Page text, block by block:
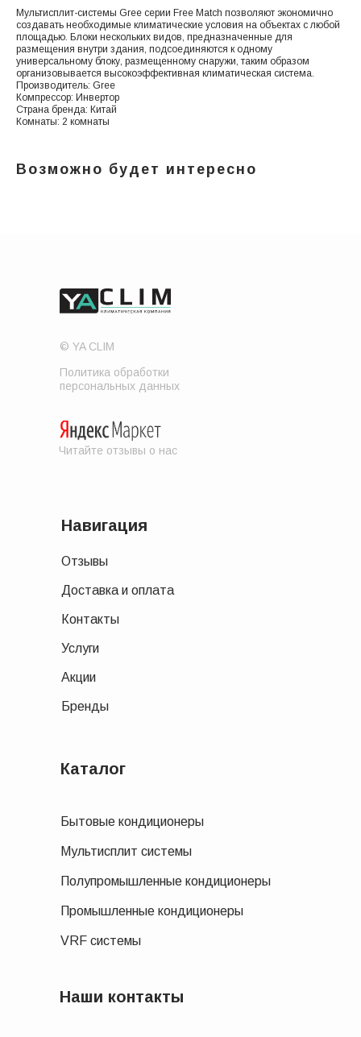
Мультисплит-системы Gree серии Free Match позволяют экономично
создавать необходимые климатические условия на объектах с любой
площадью. Блоки нескольких видов, предназначенные для
размещения внутри здания, подсоединяются к одному
универсальному блоку, размещенному снаружи, таким образом
организовывается высокоэффективная климатическая система.
Производитель: Gree
Компрессор: Инвертор
Страна бренда: Китай
Комнаты: 2 комнаты
Возможно будет интересно
Навигация
Доставка и оплата
Отзывы
Контакты
Услуги
Акции
Бренды
Каталог
Бытовые кондиционеры
Мультисплит системы
Полупромышленные кондиционеры
Промышленные кондиционеры
VRF системы
© YA CLIM
Политика обработки
персональных данных
Читайте отзывы о нас
Наши контакты